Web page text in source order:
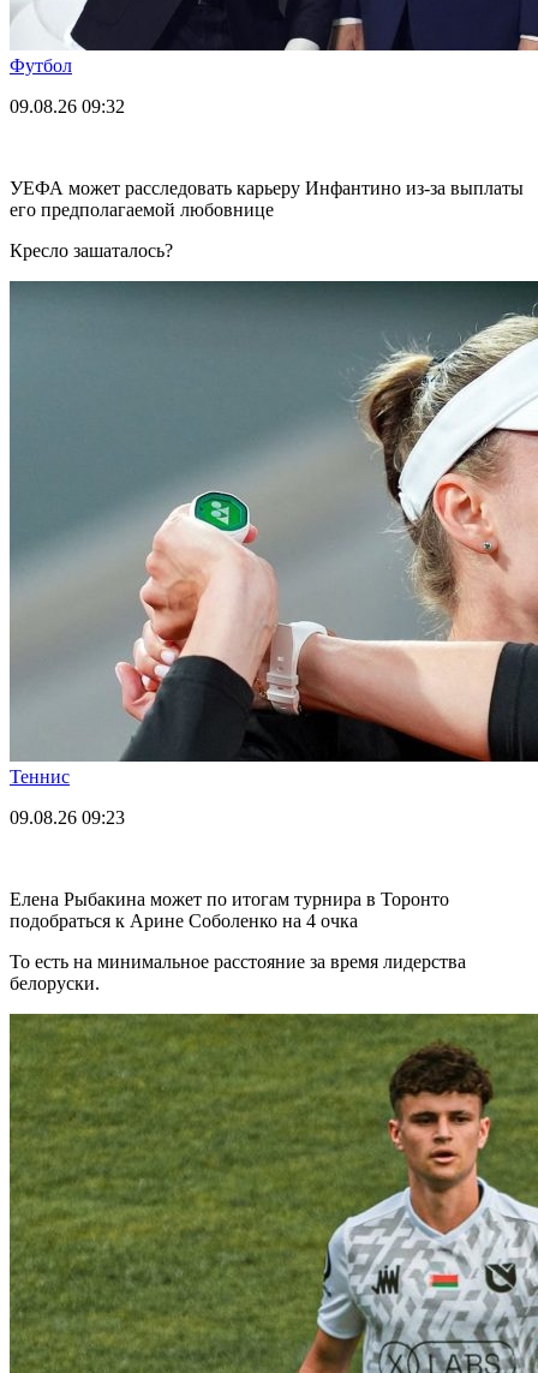
Футбол
09.08.26 09:32
УЕФА может расследовать карьеру Инфантино из-за выплаты
его предполагаемой любовнице
Кресло зашаталось?
Теннис
09.08.26 09:23
Елена Рыбакина может по итогам турнира в Торонто
подобраться к Арине Соболенко на 4 очка
То есть на минимальное расстояние за время лидерства
белоруски.